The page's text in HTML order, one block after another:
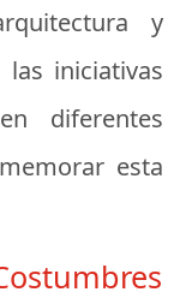
y
iniciativas
diferentes
esta